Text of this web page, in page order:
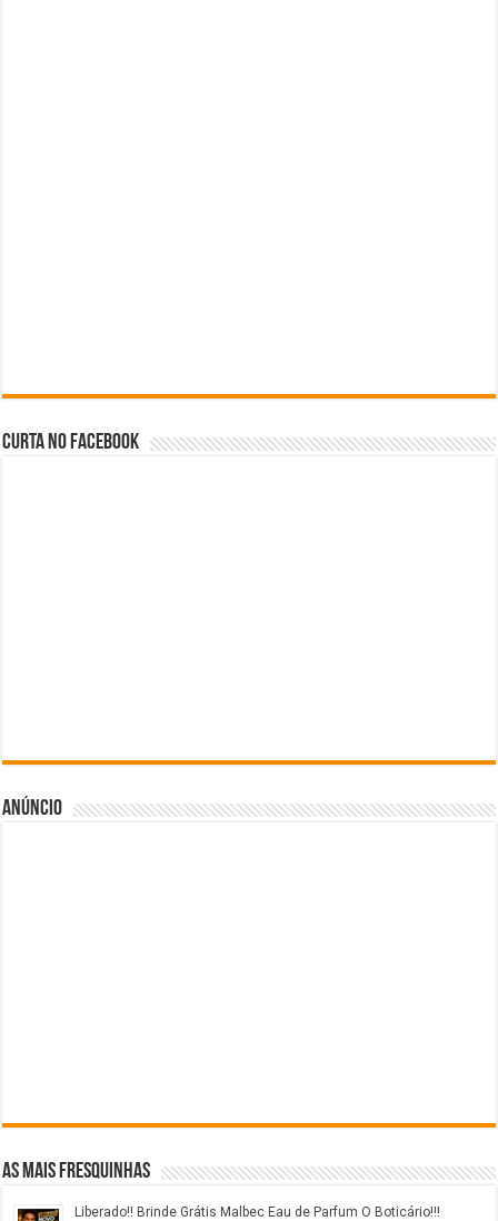
Curta no facebook
Anúncio
As mais fresquinhas
Liberado!! Brinde Grátis Malbec Eau de Parfum O Boticário!!!